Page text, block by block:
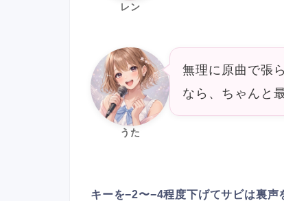
レン
うた
無理に原曲で張
なら、ちゃんと
キーを−2〜−4程度下げてサビは裏声